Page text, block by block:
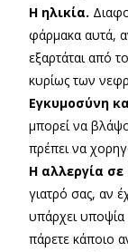
Η ηλικία.
φάρμακα αυτά,
εξαρτάται από
κυρίως των
Εγκυμοσύνη
μπορεί να
πρέπει να
Η αλλεργία
γιατρό σας, αν
υπάρχει υποψία
πάρετε κάποιο